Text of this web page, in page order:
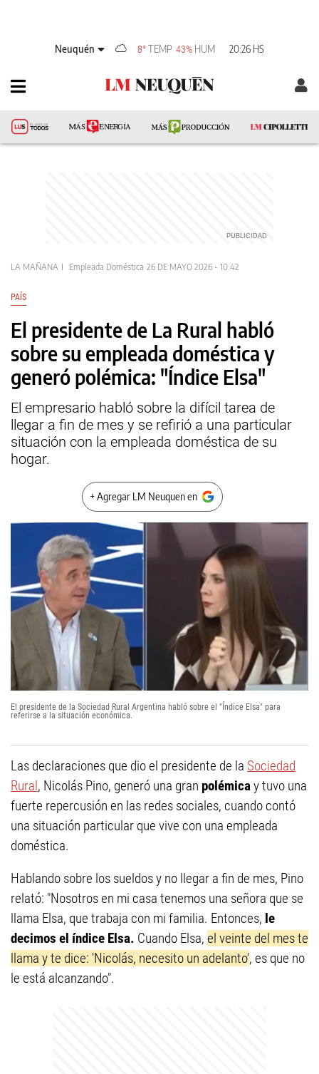
Neuquén 8°TEMP 43% HUM 20:26 HS
LA MAÑANA Empleada Doméstica 26 DE MAYO 2026 - 10:42
PAÍS
El presidente de La Rural habló
sobre su empleada doméstica y
generó polémica: "Índice Elsa"
El empresario habló sobre la difícil tarea de
llegar a fin de mes y se refirió a una particular
situación con la empleada doméstica de su
hogar.
+ Agregar LM Neuquen en
El presidente de la Sociedad Rural Argentina habló sobre el "Índice Elsa" para
referirse a la situación económica.
Las declaraciones que dio el presidente de la Sociedad
Rural, Nicolás Pino, generó una gran polémicay tuvo una
fuerte repercusión en las redes sociales, cuando contó
una situación particular que vive con una empleada
doméstica.
Hablando sobre los sueldos y no llegar a fin de mes, Pino
relató: "Nosotros en mi casa tenemos una señora que se
llama Elsa, que trabaja con mi familia. Entonces, le
decimos el índice Elsa. Cuando Elsa, el veinte del mes te
llama y te dice: 'Nicolás, necesito un adelanto', es que no
le está alcanzando".